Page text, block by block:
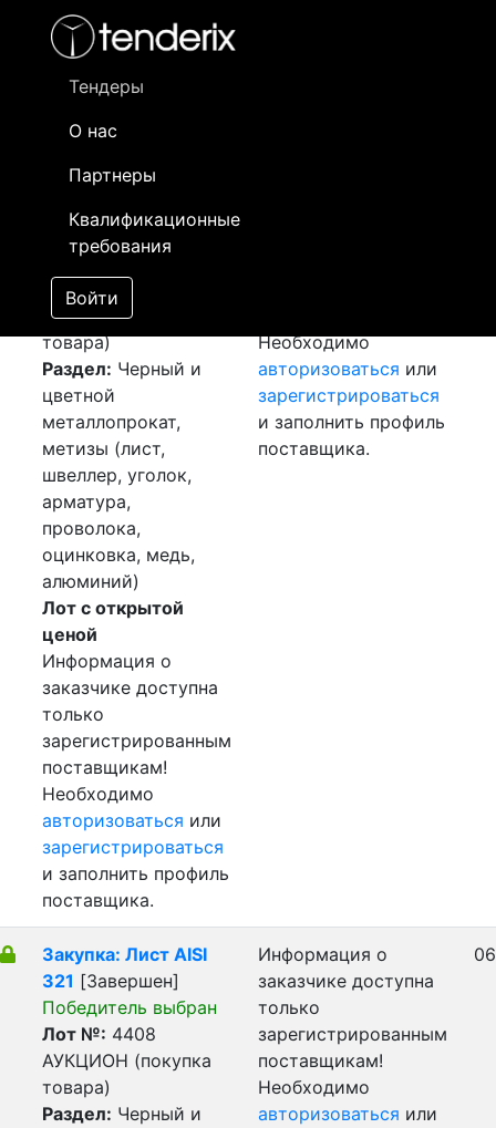
Тендеры
О нас
Партнеры
Квалификационные
требования
Войти
- активный лот
- сохраненный лот (не опубликован)
Закупка: Проволока
[Завершен]
Победитель выбран
Лот №:4409
АУКЦИОН (покупка
товара)
Раздел: Черный и
цветной
металлопрокат,
метизы (лист,
швеллер, уголок,
арматура,
проволока,
оцинковка, медь,
алюминий)
Лот с открытой
ценой
Информация о
заказчике доступна
только
зарегистрированным
поставщикам!
Необходимо
авторизоваться или
зарегистрироваться
и заполнить профиль
поставщика.
Необходимо
авторизоваться или
зарегистрироваться
и заполнить профиль
поставщика.
Закупка: Лист AISI
321 [Завершен]
Победитель выбран
Лот №: 4408
АУКЦИОН (покупка
товара)
Раздел: Черный и
Информация о
заказчике доступна
только
зарегистрированным
поставщикам!
Необходимо
авторизоваться или